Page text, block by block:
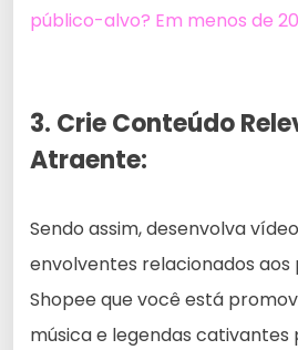
público-alvo? Em menos de
3. Crie Conteúdo
Atraente:
Sendo assim, desenvolva
envolventes relacionados aos
Shopee que você está
música e legendas